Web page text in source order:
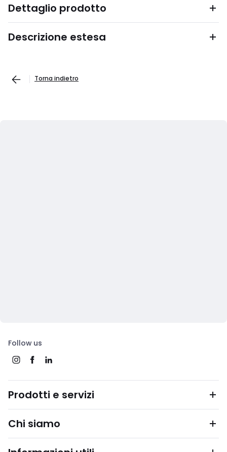
Dettaglio prodotto
Descrizione estesa
Torna indietro
Follow us
Prodotti e servizi
Chi siamo